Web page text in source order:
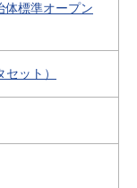
体標準オープン
ット）